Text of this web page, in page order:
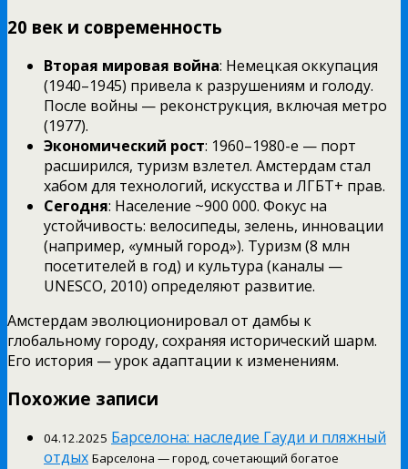
20 век и современность
Вторая мировая война: Немецкая оккупация
(1940–1945) привела к разрушениям и голоду.
После войны — реконструкция, включая метро
(1977).
Экономический рост: 1960–1980-е — порт
расширился, туризм взлетел. Амстердам стал
хабом для технологий, искусства и ЛГБТ+ прав.
Сегодня: Население ~900 000. Фокус на
устойчивость: велосипеды, зелень, инновации
(например, «умный город»). Туризм (8 млн
посетителей в год) и культура (каналы —
UNESCO, 2010) определяют развитие.
Амстердам эволюционировал от дамбы к
глобальному городу, сохраняя исторический шарм.
Его история — урок адаптации к изменениям.
Похожие записи
04.12.2025 Барселона: наследие Гауди и пляжный
отдых Барселона — город, сочетающий богатое